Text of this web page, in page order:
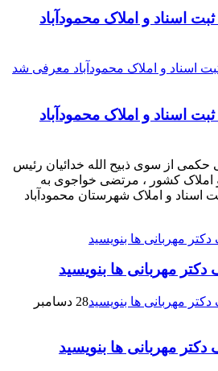
اسناد و املاک محمودآباد
اسناد و املاک محمودآباد
حکمی از سوی ذبیح الله خدائیان رئیس
املاک کشور ، مرتضی خواجوی به
اسناد و املاک شهرستان محمودآباد
مهربانی ها بنویسید
28 دسامبر
مهربانی ها بنویسید